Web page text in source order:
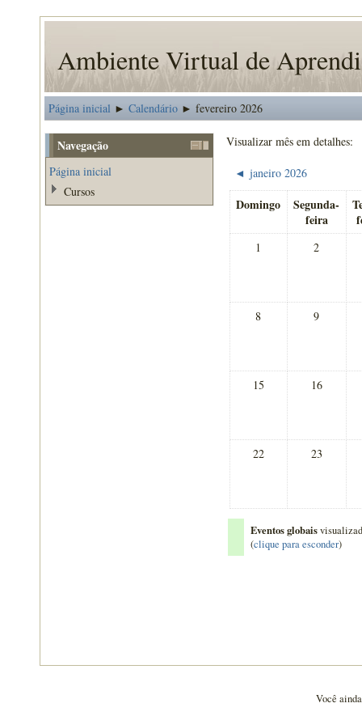
Ambiente Virtual de
Página inicial ► Calendário ► fevereiro 2026
Visualizar mês em detalhes:
◄ janeiro 2026
Domingo
Segunda-
feira
1 2
8 9
15 16
22 23
Eventos globais
(clique para esconder)
Navegação
Página inicial
Cursos
Você